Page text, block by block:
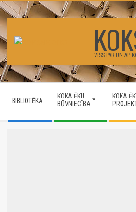
Skip
to
content
VISS PAR UN AP
Navigation
BIBLIOTĒKA
KOKA ĒKU
BŪVNIECĪBA
KOKA